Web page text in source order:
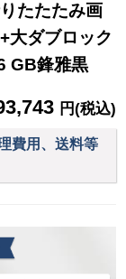
たたたみ画
大ダブロック
GB鋒雅黒
円(税込)
費用、送料等